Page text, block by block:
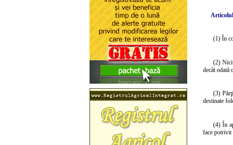
(1) În
(2)
decât odată
(3)
destinate
(4) În
face